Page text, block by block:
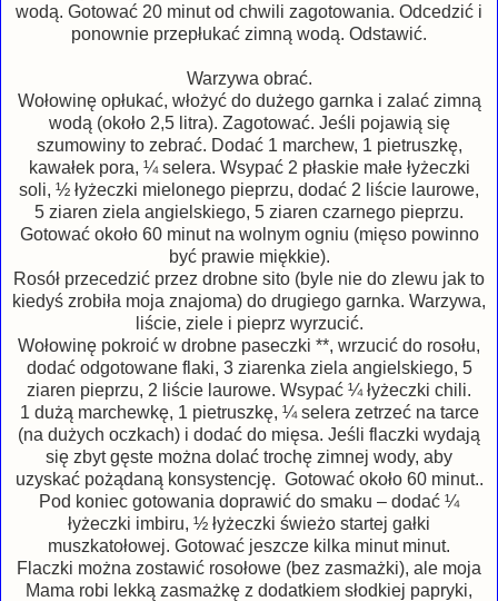
wodą. Gotować 20 minut od chwili zagotowania. Odcedzić i
ponownie przepłukać zimną wodą. Odstawić.
Warzywa obrać.
Wołowinę opłukać, włożyć do dużego garnka i zalać zimną
wodą (około 2,5 litra). Zagotować. Jeśli pojawią się
szumowiny to zebrać. Dodać 1 marchew, 1 pietruszkę,
kawałek pora, ¼ selera. Wsypać 2 płaskie małe łyżeczki
soli, ½ łyżeczki mielonego pieprzu, dodać 2 liście laurowe,
5 ziaren ziela angielskiego, 5 ziaren czarnego pieprzu.
Gotować około 60 minut na wolnym ogniu (mięso powinno
być prawie miękkie).
Rosół przecedzić przez drobne sito (byle nie do zlewu jak to
kiedyś zrobiła moja znajoma) do drugiego garnka. Warzywa,
liście, ziele i pieprz wyrzucić.
Wołowinę pokroić w drobne paseczki **, wrzucić do rosołu,
dodać odgotowane flaki, 3 ziarenka ziela angielskiego, 5
ziaren pieprzu, 2 liście laurowe. Wsypać ¼ łyżeczki chili.
1 dużą marchewkę, 1 pietruszkę, ¼ selera zetrzeć na tarce
(na dużych oczkach) i dodać do mięsa. Jeśli flaczki wydają
się zbyt gęste można dolać trochę zimnej wody, aby
uzyskać pożądaną konsystencję. Gotować około 60 minut..
Pod koniec gotowania doprawić do smaku – dodać ¼
łyżeczki imbiru, ½ łyżeczki świeżo startej gałki
muszkatołowej. Gotować jeszcze kilka minut minut.
Flaczki można zostawić rosołowe (bez zasmażki), ale moja
Mama robi lekką zasmażkę z dodatkiem słodkiej papryki,